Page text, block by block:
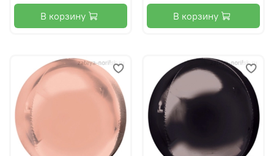
В корзину В корзину